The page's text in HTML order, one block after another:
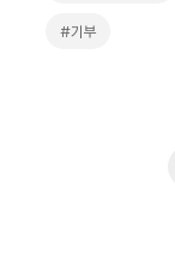
#기부